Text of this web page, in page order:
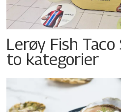
Lerøy Fish
to kategorier